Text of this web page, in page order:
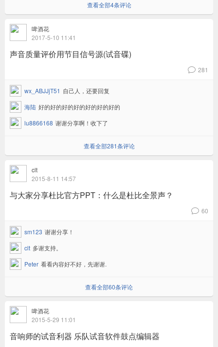
查看全部4条评论
啤酒花
2017-5-10 11:41
声音质量评价用节目信号源(试音碟)
v 281
wx_ABJJjT51 自己人，还要回复
海陆 好的好的好的好的好的好的好的
lu8866168 谢谢分享啊！收下了
查看全部281条评论
clt
2015-8-11 14:57
与大家分享杜比官方PPT：什么是杜比全景声？
v 60
sm123 谢谢分享！
clt 多谢支持。
Peter 看看内容好不好，先谢谢.
查看全部60条评论
啤酒花
2015-5-29 11:01
音响师的试音利器 乐队试音软件鼓点编辑器